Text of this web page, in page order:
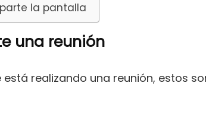
la pantalla
una reunión
está realizando una reunión, estos